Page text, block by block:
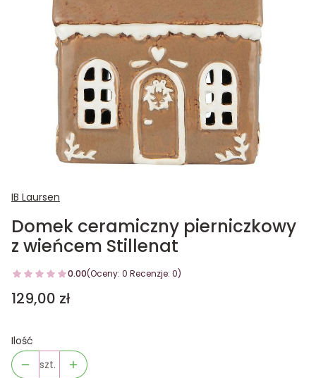
IB Laursen
Domek ceramiczny pierniczkowy
z wieńcem Stillenat
0.00(Oceny: 0 Recenzje: 0)
Cena
129,00 zł
Ilość
szt.